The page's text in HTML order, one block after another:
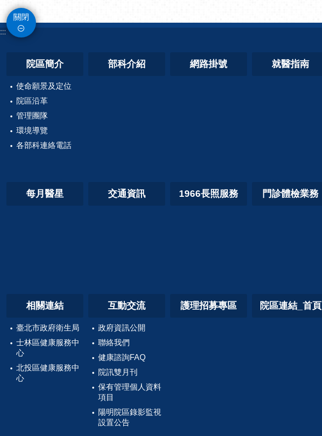
關閉
:::
院區簡介
使命願景及定位
院區沿革
管理團隊
環境導覽
各部科連絡電話
部科介紹 網路掛號 就醫指南
每月醫星 交通資訊 1966長照服務 門診體檢業務
相關連結
臺北市政府衛生局
士林區健康服務中
心
北投區健康服務中
心
互動交流
政府資訊公開
聯絡我們
健康諮詢FAQ
院訊雙月刊
保有管理個人資料
項目
陽明院區錄影監視
設置公告
護理招募專區 院區連結_首頁